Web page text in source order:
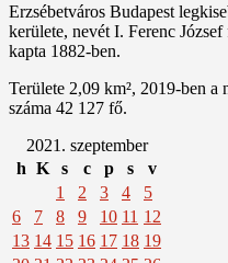
Erzsébetváros Budapest
kerülete, nevét I. Ferenc
kapta 1882-ben.
Területe 2,09 km², 2019-ben
száma 42 127 fő.
2021. szeptember
h K s c p s
v
1
2 3 4
5
6
7 8 9 10 11 12
13 14 15 16 17 18 19